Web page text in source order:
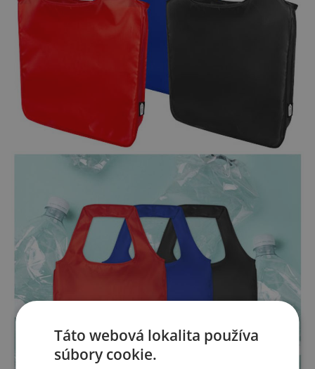
Táto webová lokalita používa
súbory cookie.